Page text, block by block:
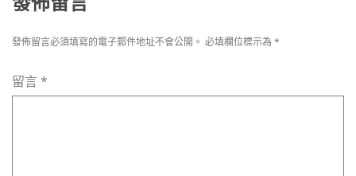
發佈留言必須填寫的電子郵件地址不會公開。 必填欄位標示為 *
留言*